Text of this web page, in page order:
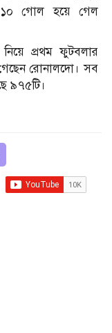
১০ গোল হয়ে গেল
প্রথম ফুটবলার
রোনালদো। সব
৯৭৫টি।